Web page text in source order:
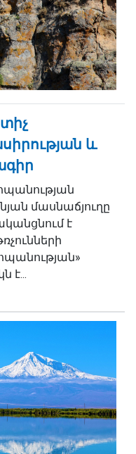
և
մասնաճյուղը
է
է...